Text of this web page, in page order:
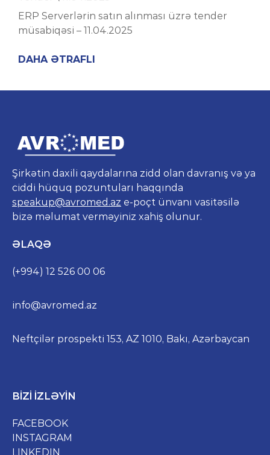
ERP Serverlərin satın alınması üzrə tender
müsabiqəsi – 11.04.2025
DAHA ƏTRAFLI
Şirkətin daxili qaydalarına zidd olan davranış və ya
ciddi hüquq pozuntuları haqqında
speakup@avromed.az e-poçt ünvanı vasitəsilə
bizə məlumat verməyiniz xahiş olunur.
ƏLAQƏ
(+994) 12 526 00 06
info@avromed.az
Neftçilər prospekti 153, AZ 1010, Bakı, Azərbaycan
BIZI IZLƏYIN
FACEBOOK
INSTAGRAM
LINKEDIN